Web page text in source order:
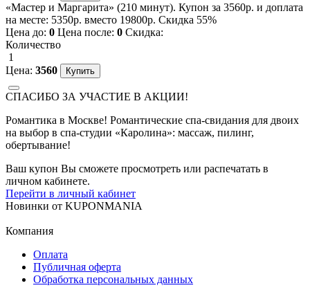
«Мастер и Маргарита» (210 минут). Купон за 3560р. и доплата
на месте: 5350р. вместо 19800р. Скидка 55%
Цена до: 0 Цена после: 0 Скидка:
Количество
1
Цена: 3560
СПАСИБО ЗА УЧАСТИЕ В АКЦИИ!
Романтика в Москве! Романтические спа-свидания для двоих
на выбор в спа-студии «Каролина»: массаж, пилинг,
обертывание!
Ваш купон Вы сможете просмотреть или распечатать в
личном кабинете.
Перейти в личный кабинет
Новинки от KUPONMANIA
Компания
Оплата
Публичная оферта
Обработка персональных данных